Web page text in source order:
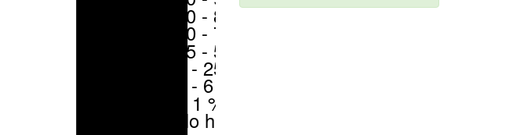
70 - 80 %
50 - 70 %
25 - 50 %
6 - 25 %
1 - 6 %
< 1 %
No hay